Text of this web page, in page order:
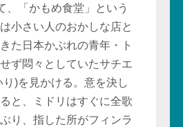
、「かもめ食堂」という
小さい人のおかしな店と
た日本かぶれの青年・ト
ず悶々としていたサチエ
)を見かける。意を決し
と、ミドリはすぐに全歌
り、指した所がフィンラ